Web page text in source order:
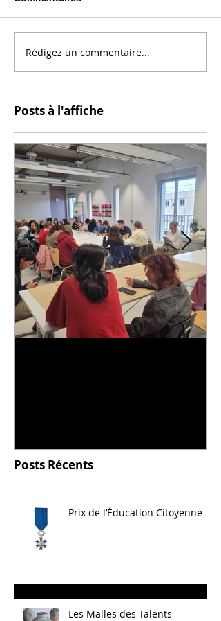
Rédigez un commentaire...
Posts à l'affiche
Posts Récents
Prix de l’Éducation Citoyenne
Les Malles des Talents